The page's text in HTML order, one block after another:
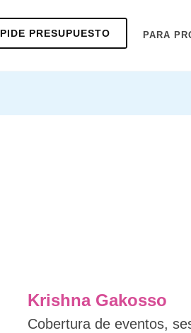
PIDE PRESUPUESTO PARA
Krishna Gakosso
Cobertura de eventos,